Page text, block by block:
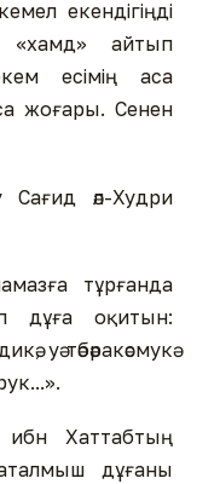
екендігіңді
«хамд» айтып
есімің аса
жоғары. Сенен
әл-Худри
тұрғанда
дұға оқитын:
уә тәбәракәсмукә
ибн Хаттабтың
аталмыш дұғаны